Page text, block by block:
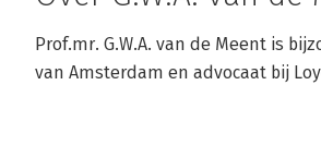
Prof.mr. G.W.A. van de Meent is
van Amsterdam en advocaat bij